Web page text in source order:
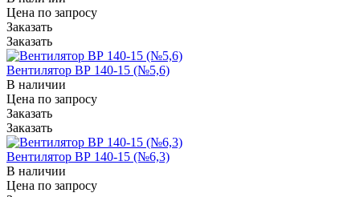
Цена по запросу
Заказать
Заказать
Вентилятор ВР 140-15 (№5,6)
В наличии
Цена по запросу
Заказать
Заказать
Вентилятор ВР 140-15 (№6,3)
В наличии
Цена по запросу